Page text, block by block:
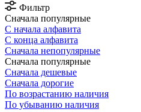
Фильтр
Сначала популярные
С начала алфавита
С конца алфавита
Сначала непопулярные
Сначала популярные
Сначала дешевые
Сначала дорогие
По возрастанию наличия
По убыванию наличия